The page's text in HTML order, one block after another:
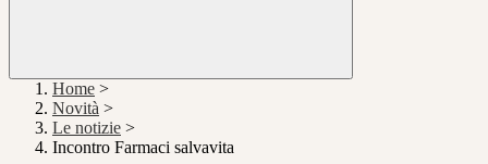
Home >
Novità >
Le notizie >
Incontro Farmaci salvavita